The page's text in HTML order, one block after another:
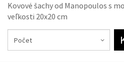
Kovové šachy od Manopoulos s
veľkosti 20x20 cm